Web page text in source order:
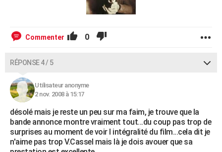
Commenter 0
RÉPONSE 4 / 5
Utilisateur anonyme
2 nov. 2008 à 15:17
désolé mais je reste un peu sur ma faim, je trouve que la
bande annonce montre vraiment tout...du coup pas trop de
surprises au moment de voir l intégralité du film...cela dit je
n'aime pas trop V.Cassel mais là je dois avouer que sa